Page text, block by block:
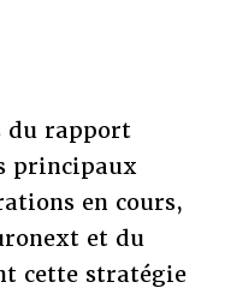
du rapport
principaux
en cours,
et du
cette stratégie